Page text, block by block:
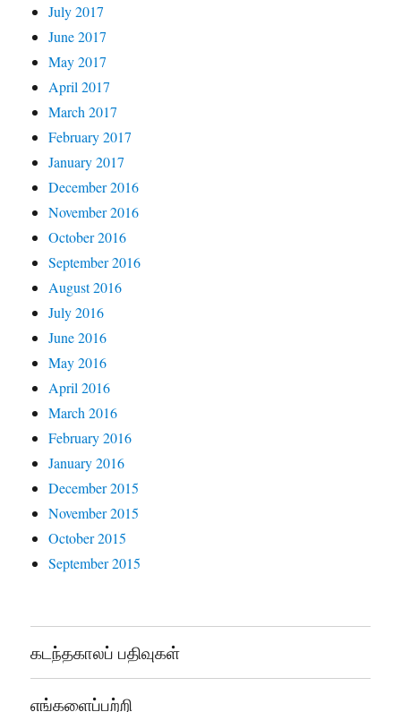
July 2017
June 2017
May 2017
April 2017
March 2017
February 2017
January 2017
December 2016
November 2016
October 2016
September 2016
August 2016
July 2016
June 2016
May 2016
April 2016
March 2016
February 2016
January 2016
December 2015
November 2015
October 2015
September 2015
கடந்தகாலப் பதிவுகள்
எங்களைப்பற்றி